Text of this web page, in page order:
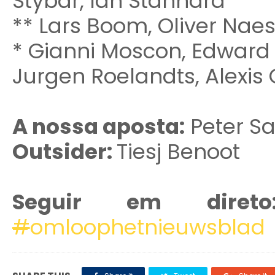
** Lars Boom, Oliver
* Gianni Moscon,
Jurgen Roelandts,
A nossa aposta: Peter
Outsider:Tiesj Benoot
Seguir em
#omloophetnieuwsblad